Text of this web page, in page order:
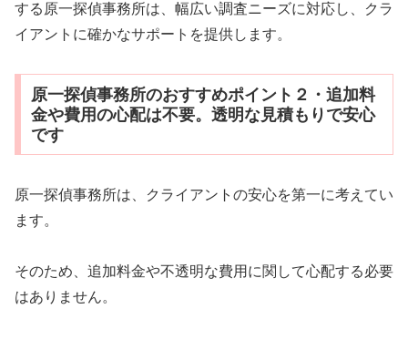
する原一探偵事務所は、幅広い調査ニーズに対応し、クラ
イアントに確かなサポートを提供します。
原一探偵事務所のおすすめポイント２・追加料
金や費用の心配は不要。透明な見積もりで安心
です
原一探偵事務所は、クライアントの安心を第一に考えてい
ます。
そのため、追加料金や不透明な費用に関して心配する必要
はありません。